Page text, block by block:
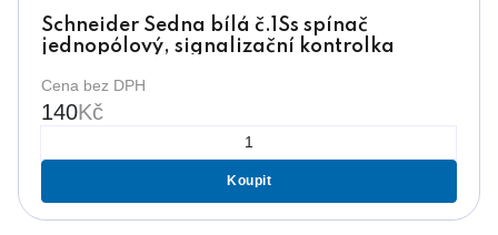
Schneider Sedna bílá č.1Ss spínač
jednopólový, signalizační kontrolka
Cena bez DPH
140Kč
Koupit